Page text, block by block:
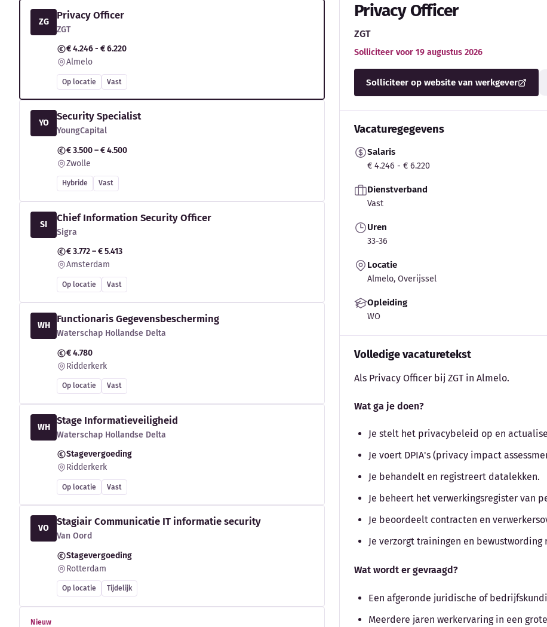
ZG
Privacy Officer
ZGT
€ 4.246 - € 6.220
Almelo
Op locatie Vast
YO
Security Specialist
YoungCapital
€ 3.500 – € 4.500
Zwolle
Hybride Vast
SI
Chief Information Security Officer
Sigra
€ 3.772 – € 5.413
Amsterdam
Op locatie Vast
WH
Functionaris Gegevensbescherming
Waterschap Hollandse Delta
€ 4.780
Ridderkerk
Op locatie Vast
WH
Stage Informatieveiligheid
Waterschap Hollandse Delta
Stagevergoeding
Ridderkerk
Op locatie Vast
VO
Stagiair Communicatie IT informatie security
Van Oord
Stagevergoeding
Rotterdam
Op locatie Tijdelijk
Nieuw
Privacy Officer
ZGT
Solliciteer voor 19 augustus 2026
Solliciteer op website van werkgever
Vacaturegegevens
Salaris
€ 4.246 - € 6.220
Dienstverband
Vast
Uren
33-36
Locatie
Almelo, Overijssel
Opleiding
WO
Volledige vacaturetekst
Als Privacy Officer bij ZGT in Almelo.
Wat ga je doen?
Je stelt het privacybeleid op en
Je voert DPIA's (privacy impact
Je behandelt en registreert datalekken.
Je beheert het verwerkingsregister van
Je beoordeelt contracten en
Je verzorgt trainingen en
Wat wordt er gevraagd?
Een afgeronde juridische of
Meerdere jaren werkervaring in een